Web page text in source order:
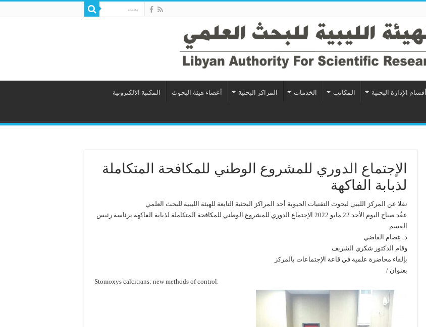
أقسام الإدارة البحثية المكاتب الخدمات المراكز البحثية أعضاء هيئة البحوث المكتبة الالكترونية
الإجتماع الدوري للمشروع الوطني للمكافحة المتكاملة
لذبابة الفاكهة
نقلا عن المركز الليبي لبحوث التقنيات الحيوية أحد المراكز البحثية التابعة للهيئة الليبية للبحث العلمي
عقُد صباح اليوم الأحد 22 مايو 2022 الإجتماع الدوري للمشروع الوطني للمكافحة المتكاملة لذبابة الفاكهة برئاسة رئيس
القسم
د. عصام القاضي
وقام الدكتور شكري الشريف
بإلقاء محاضرة علمية في قاعة الإجتماعات بالمركز
بعنوان /
Stomoxys calcitrans: new methods of control.